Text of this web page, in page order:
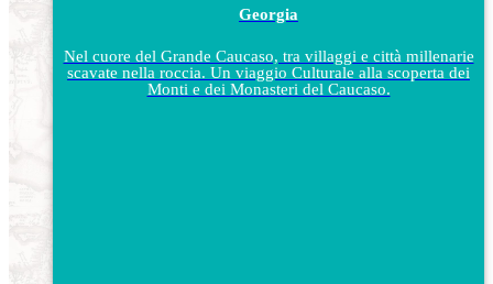
Georgia
Nel cuore del Grande Caucaso, tra villaggi e città millenarie
scavate nella roccia. Un viaggio Culturale alla scoperta dei
Monti e dei Monasteri del Caucaso.